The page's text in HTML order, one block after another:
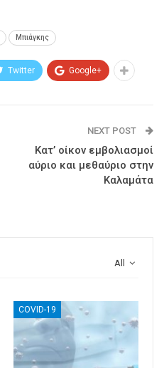
Μπιάγκης
Twitter Google+
NEXT POST
Κατ’ οίκον εμβολιασμοί
αύριο και μεθαύριο στην
Καλαμάτα
All
COVID-19